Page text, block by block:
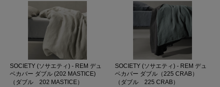
SOCIETY (ソサエティ) - REM デュ
ベカバー ダブル (202 MASTICE)
（ダブル 202 MASTICE）
SOCIETY (ソサエティ) - REM デュ
ベカバー ダブル（225 CRAB）
（ダブル 225 CRAB）